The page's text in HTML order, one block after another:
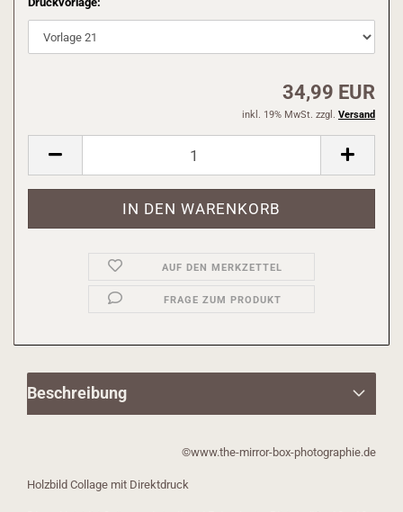
34,99 EUR
inkl. 19% MwSt. zzgl. Versand
AUF DEN MERKZETTEL
FRAGE ZUM PRODUKT
Beschreibung
©www.the-mirror-box-photographie.de
Holzbild Collage mit Direktdruck